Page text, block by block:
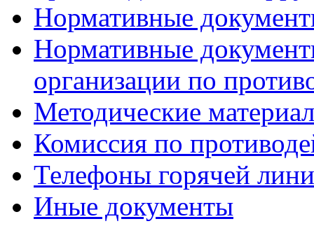
Нормативные
Нормативные
организации по
Методические
Комиссия по
Телефоны горячей
Иные документы